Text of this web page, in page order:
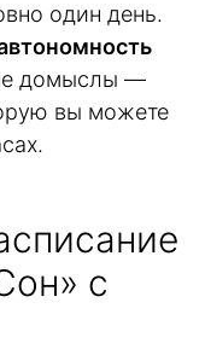
один день.
домыслы —
вы можете
с